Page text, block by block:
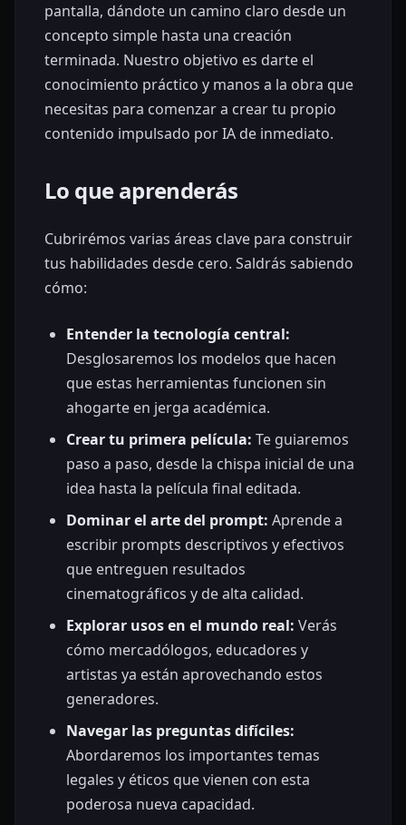
pantalla, dándote un camino claro desde un
concepto simple hasta una creación
terminada. Nuestro objetivo es darte el
conocimiento práctico y manos a la obra que
necesitas para comenzar a crear tu propio
contenido impulsado por IA de inmediato.
Lo que aprenderás
Cubrirémos varias áreas clave para construir
tus habilidades desde cero. Saldrás sabiendo
cómo:
Entender la tecnología central:
Desglosaremos los modelos que hacen
que estas herramientas funcionen sin
ahogarte en jerga académica.
Crear tu primera película: Te guiaremos
paso a paso, desde la chispa inicial de una
idea hasta la película final editada.
Dominar el arte del prompt: Aprende a
escribir prompts descriptivos y efectivos
que entreguen resultados
cinematográficos y de alta calidad.
Explorar usos en el mundo real: Verás
cómo mercadólogos, educadores y
artistas ya están aprovechando estos
generadores.
Navegar las preguntas difíciles:
Abordaremos los importantes temas
legales y éticos que vienen con esta
poderosa nueva capacidad.